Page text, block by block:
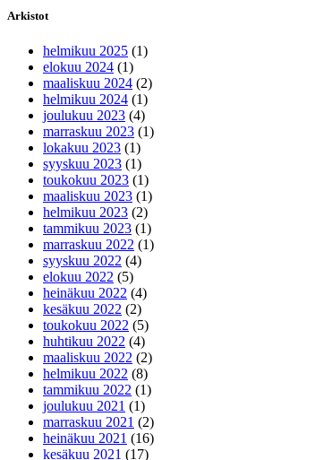
Arkistot
helmikuu 2025 (1)
elokuu 2024 (1)
maaliskuu 2024 (2)
helmikuu 2024 (1)
joulukuu 2023 (4)
marraskuu 2023 (1)
lokakuu 2023 (1)
syyskuu 2023 (1)
toukokuu 2023 (1)
maaliskuu 2023 (1)
helmikuu 2023 (2)
tammikuu 2023 (1)
marraskuu 2022 (1)
syyskuu 2022 (4)
elokuu 2022 (5)
heinäkuu 2022 (4)
kesäkuu 2022 (2)
toukokuu 2022 (5)
huhtikuu 2022 (4)
maaliskuu 2022 (2)
helmikuu 2022 (8)
tammikuu 2022 (1)
joulukuu 2021 (1)
marraskuu 2021 (2)
heinäkuu 2021 (16)
kesäkuu 2021 (17)